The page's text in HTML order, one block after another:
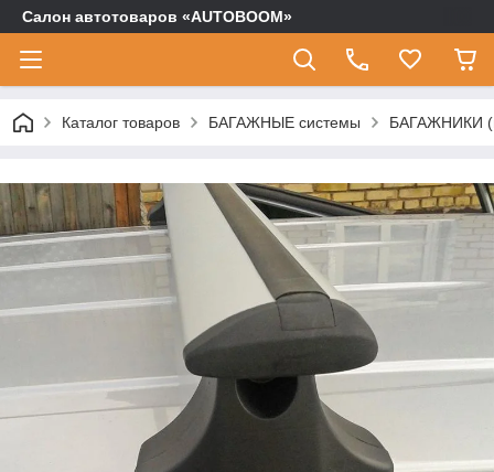
Салон автотоваров «AUTOBOOM»
Каталог товаров БАГАЖНЫЕ системы БАГАЖНИКИ